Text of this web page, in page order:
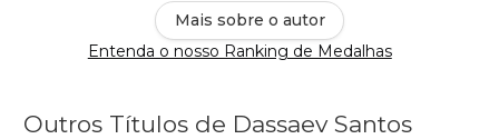
Mais sobre o autor
Entenda o nosso Ranking de Medalhas
Outros Títulos de Dassaev Santos